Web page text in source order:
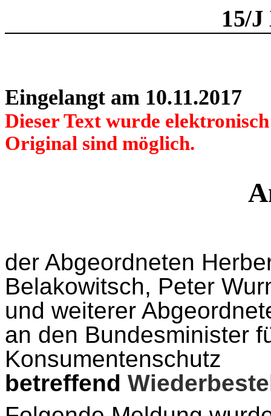
15/
Eingelangt am 10.11.2017
Dieser Text wurde
Original sind möglich.
der Abgeordneten
Belakowitsch, Peter
und weiterer
an den Bundesminister
Konsumentenschutz
betreffend